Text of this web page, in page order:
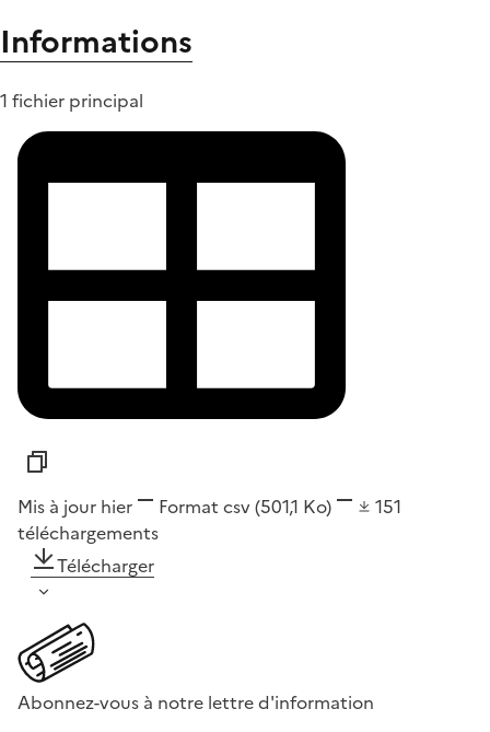
Informations
1 fichier principal
Mis à jour hier Format csv(501,1 Ko)
151
téléchargements
Télécharger
Abonnez-vous à notre lettre d'information